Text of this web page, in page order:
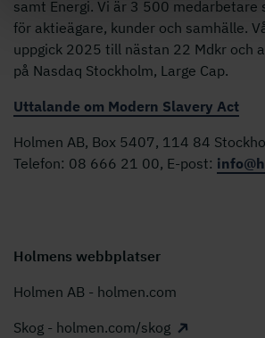
samt Energi. Vi är 3 500 medarbetare
för aktieägare, kunder och samhälle.
uppgick 2025 till nästan 22 Mdkr och
på Nasdaq Stockholm, Large Cap.
Uttalande om Modern Slavery Act
Holmen AB, Box 5407, 114 84
Telefon: 08 666 21 00, E-post:
Holmens webbplatser
Holmen AB - holmen.com
Skog - holmen.com/skog